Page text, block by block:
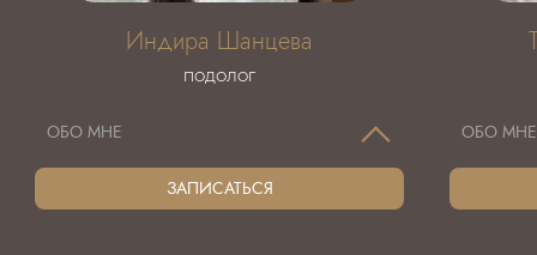
Индира Шанцева
ПОДОЛОГ
ОБО МНЕ
ЗАПИСАТЬСЯ
ОБО МНЕ